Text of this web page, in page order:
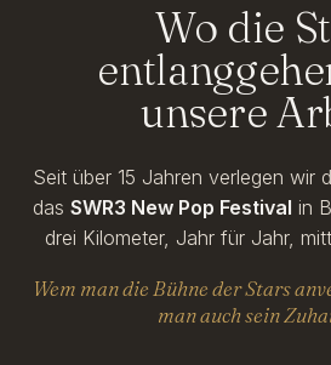
Wo die
unsere
Seit über 15 Jahren verlegen wir
das SWR3 New Pop Festival in
drei Kilometer, Jahr für Jahr,
Wem man die Bühne der Stars
man auch sein